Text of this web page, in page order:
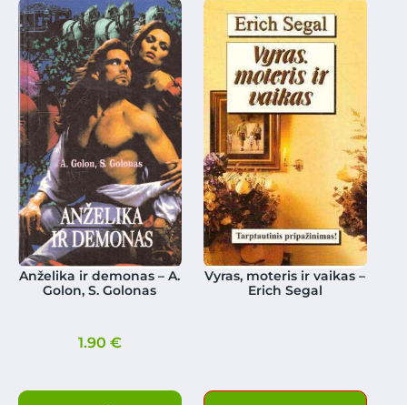
Anželika ir demonas – A.
Golon, S. Golonas
1.90 €
Vyras, moteris ir vaikas –
Erich Segal